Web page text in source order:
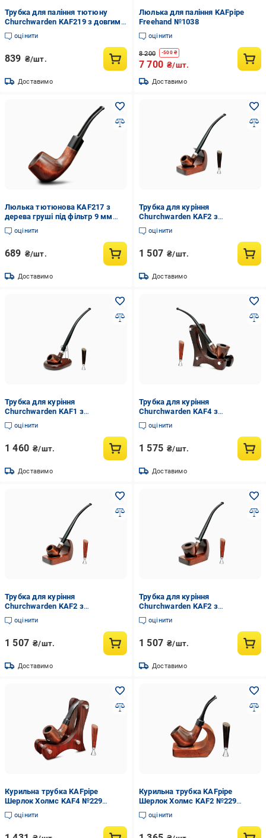
Трубка для паління тютюну
Churchwarden KAF219 з довгим
акриловим мундштуком 250 мм
оцінити
839 ₴/шт.
Доставимо
Люлька для паління KAFpipe
Freehand №1038
оцінити
8 200 -500₴
7 700 ₴/шт.
Доставимо
Люлька тютюнова KAF217 з
дерева груші під фільтр 9 мм
KAF
оцінити
689 ₴/шт.
Доставимо
Трубка для куріння
Churchwarden KAF2 з
підставкою/тампером 250 мм
Груша
оцінити
1 507 ₴/шт.
Доставимо
Трубка для куріння
Churchwarden KAF1 з
підставкою/тампером 250 мм
Груша
оцінити
1 460 ₴/шт.
Доставимо
Трубка для куріння
Churchwarden KAF4 з
підставкою/тампером 250 мм
Груша
оцінити
1 575 ₴/шт.
Доставимо
Трубка для куріння
Churchwarden KAF2 з
підставкою/тампером 250 мм
Груша
оцінити
1 507 ₴/шт.
Доставимо
Трубка для куріння
Churchwarden KAF2 з
підставкою/тампером 250 мм
Груша
оцінити
1 507 ₴/шт.
Доставимо
Курильна трубка KAFpipe
Шерлок Холмс KAF4 №229
Груша з підставкою/тампером
оцінити
Курильна трубка KAFpipe
Шерлок Холмс KAF2 №229
Груша з підставкою/тампером
оцінити